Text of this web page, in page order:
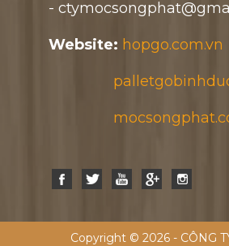
-
Website: hopgo.com.vn
Copyright © 2026 - CÔNG